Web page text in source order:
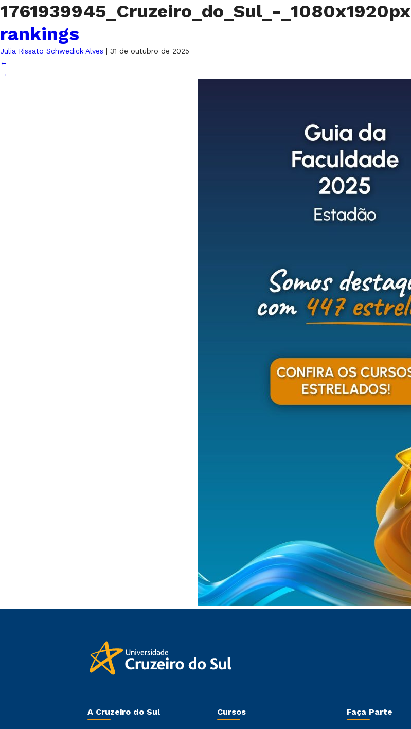
1761939945_Cruzeiro_do_Sul_-_1080x1920px
rankings
Julia Rissato Schwedick Alves | 31 de outubro de 2025
←
→
A Cruzeiro do Sul Cursos Faça Parte